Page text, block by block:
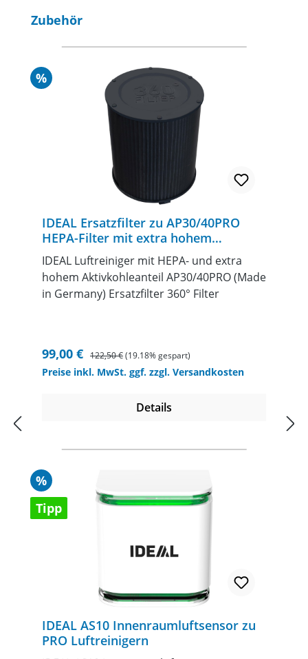
Produktgalerie überspringen
Zubehör
Rabatt
%
IDEAL Ersatzfilter zu AP30/40PRO
HEPA-Filter mit extra hohem
Aktivkohleanteil
IDEAL Luftreiniger mit HEPA- und extra
hohem Aktivkohleanteil AP30/40PRO (Made
in Germany) Ersatzfilter 360° Filter
Verkaufspreis:
99,00 € Regulärer Preis:
122,50 €(19.18% gespart)
Preise inkl. MwSt. ggf. zzgl. Versandkosten
Details
Rabatt
%
Tipp
IDEAL AS10 Innenraumluftsensor zu
PRO Luftreinigern